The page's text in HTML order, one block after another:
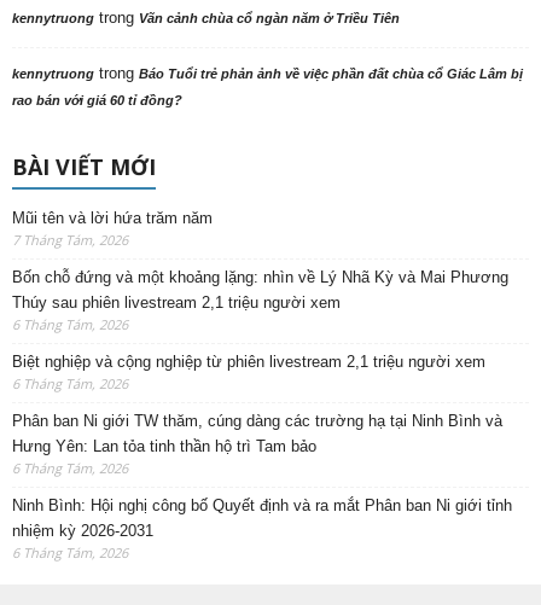
kennytruong trong Vãn cảnh chùa cổ ngàn năm ở Triều Tiên
kennytruong trong Báo Tuổi trẻ phản ảnh về việc phần đất chùa cổ Giác Lâm bị
rao bán với giá 60 tỉ đồng?
BÀI VIẾT MỚI
Mũi tên và lời hứa trăm năm
7 Tháng Tám, 2026
Bốn chỗ đứng và một khoảng lặng: nhìn về Lý Nhã Kỳ và Mai Phương
Thúy sau phiên livestream 2,1 triệu người xem
6 Tháng Tám, 2026
Biệt nghiệp và cộng nghiệp từ phiên livestream 2,1 triệu người xem
6 Tháng Tám, 2026
Phân ban Ni giới TW thăm, cúng dàng các trường hạ tại Ninh Bình và
Hưng Yên: Lan tỏa tinh thần hộ trì Tam bảo
6 Tháng Tám, 2026
Ninh Bình: Hội nghị công bố Quyết định và ra mắt Phân ban Ni giới tỉnh
nhiệm kỳ 2026-2031
6 Tháng Tám, 2026